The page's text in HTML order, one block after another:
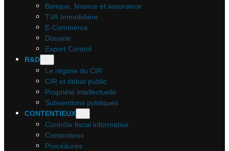
Banque, finance et assurance
TVA Immobilière
E-Commerce
Douane
Export Control
R&D
Le régime du CIR
CIR et débat public
Propriété intellectuelle
Subventions publiques
CONTENTIEUX
Contrôle fiscal informatisé
Contentieux
Procédures